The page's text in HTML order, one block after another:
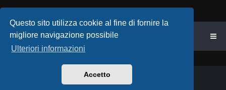
Questo sito utilizza cookie al fine di fornire la
migliore navigazione possibile
Ulteriori informazioni
Accetto
Indice